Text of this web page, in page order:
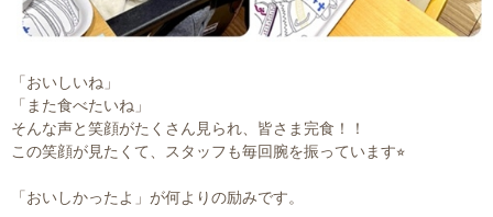
「おいしいね」
「また食べたいね」
そんな声と笑顔がたくさん見られ、皆さま完食！！
この笑顔が見たくて、スタッフも毎回腕を振っています⭐︎
「おいしかったよ」が何よりの励みです。